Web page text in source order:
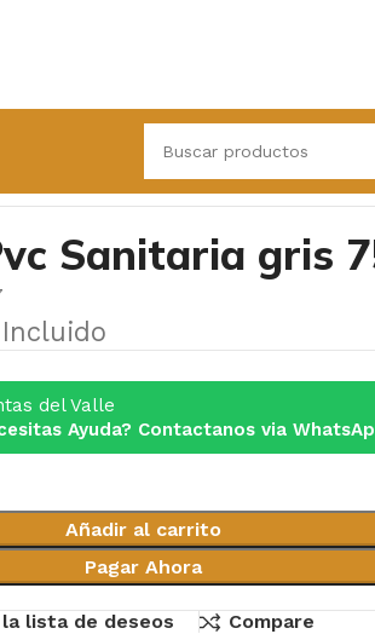
Sanitaria gris
Incluido
del Valle
Ayuda? Contactanos via
Añadir al carrito
Pagar Ahora
lista de deseos Compare